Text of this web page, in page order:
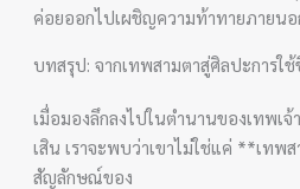
ค่อยออกไปเผชิญความท้าทายภายนอ
บทสรุป: จากเทพสามตาสู่ศิลปะการ
เมื่อมองลึกลงไปในตำนานของเทพเจ้
เสิน เราจะพบว่าเขาไม่ใช่แค่ **เทพ
สัญลักษณ์ของ